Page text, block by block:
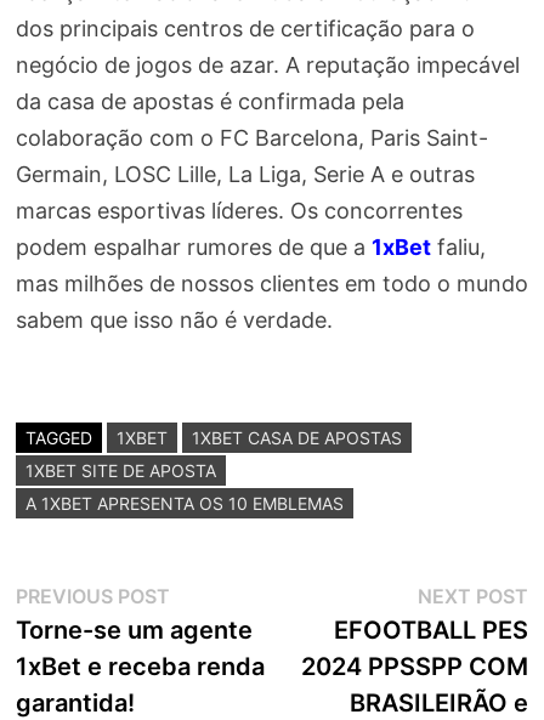
dos principais centros de certificação para o
negócio de jogos de azar. A reputação impecável
da casa de apostas é confirmada pela
colaboração com o FC Barcelona, Paris Saint-
Germain, LOSC Lille, La Liga, Serie A e outras
marcas esportivas líderes. Os concorrentes
podem espalhar rumores de que a 1xBetfaliu,
mas milhões de nossos clientes em todo o mundo
sabem que isso não é verdade.
TAGGED 1XBET
1XBET CASA DE APOSTAS
1XBET SITE DE APOSTA
A 1XBET APRESENTA OS 10 EMBLEMAS
Navegação
de
artigos
PREVIOUS POSTPrevious
post:
Torne-se um agente
1xBet e receba renda
garantida!
NEXT POST
EFOOTBALL PES
2024 PPSSPP COM
BRASILEIRÃO e